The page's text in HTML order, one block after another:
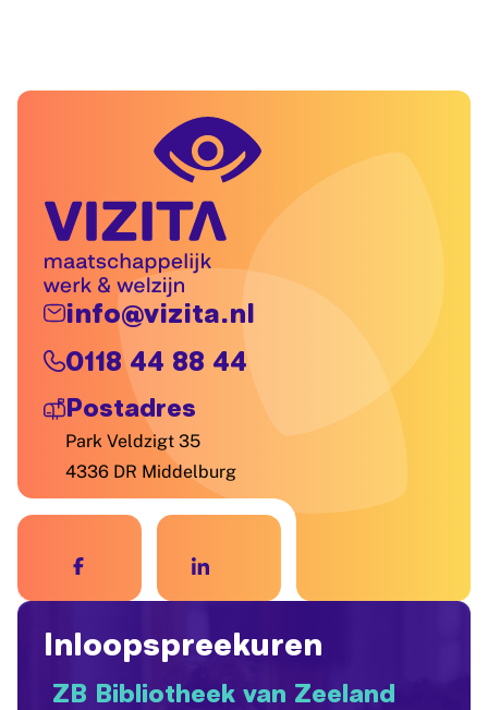
info@vizita.nl
0118 44 88 44
Postadres
Park Veldzigt 35
4336 DR Middelburg
Inloopspreekuren
ZB Bibliotheek van Zeeland